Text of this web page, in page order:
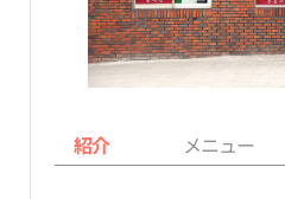
紹介 メニュー